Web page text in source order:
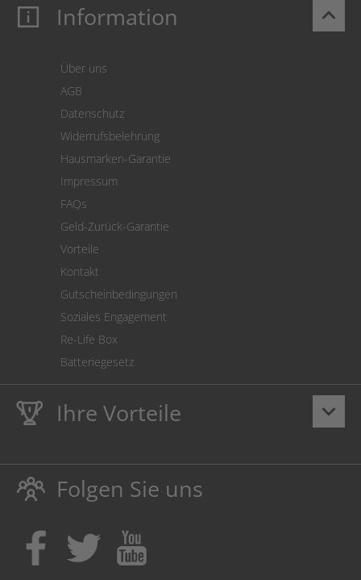
Mein Konto
Cookie Einstellungen
keyboard_arrow_up
Information
Über uns
AGB
Datenschutz
Widerrufsbelehrung
Hausmarken-Garantie
Impressum
FAQs
Geld-Zurück-Garantie
Vorteile
Kontakt
Gutscheinbedingungen
Soziales Engagement
Re-Life Box
Batteriegesetz
keyboard_arrow_down
Ihre Vorteile
LebenslangeHausmarke Garantieauf Toner und Tinte
schützt auch Ihren Drucker.
Umweltfreundlich dadurch Abfallvermeidung.
Kaufen Sie Tinte & Toner ruhig da, wo Ihre Kinder einen
Ausbildungsplatz bekommen!
Folgen Sie uns